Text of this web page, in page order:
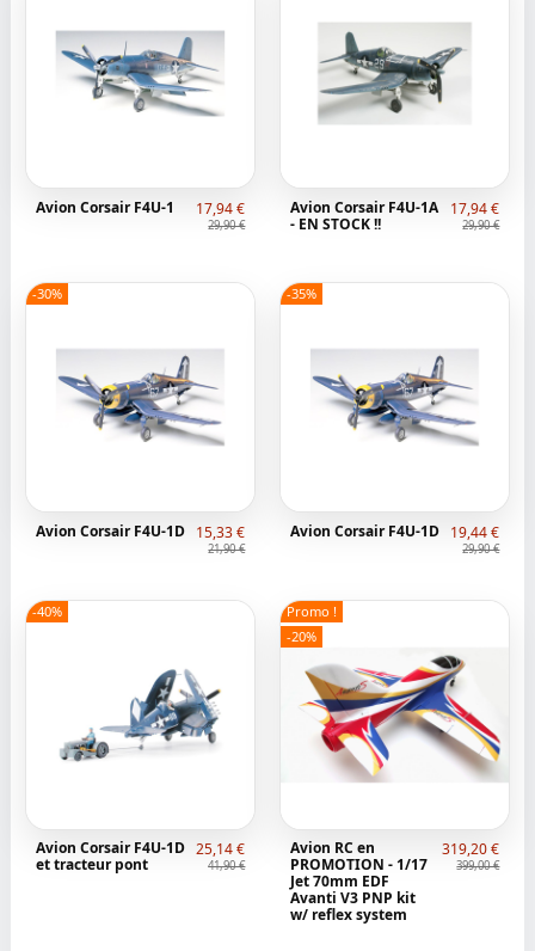
Avion Corsair F4U-1 17,94 €
29,90 €
Avion Corsair F4U-1A
- EN STOCK !!
17,94 €
29,90 €
-30%
Avion Corsair F4U-1D 15,33 €
21,90 €
-35%
Avion Corsair F4U-1D 19,44 €
29,90 €
-40%
Avion Corsair F4U-1D
et tracteur pont
25,14 €
41,90 €
Promo !
-20%
Avion RC en
PROMOTION - 1/17
Jet 70mm EDF
Avanti V3 PNP kit
w/ reflex system
319,20 €
399,00 €